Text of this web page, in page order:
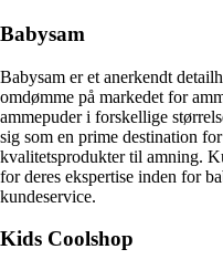
Babysam
Babysam er et anerkendt
omdømme på markedet for
ammepuder i forskellige
sig som en prime destination
kvalitetsprodukter til amning.
for deres ekspertise inden for
kundeservice.
Kids Coolshop